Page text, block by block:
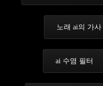
노래 ai의 가사
ai 수염 필터